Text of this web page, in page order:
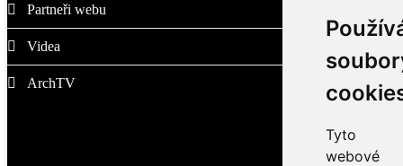
Tyto
webové
Partneři webu
Videa
ArchTV